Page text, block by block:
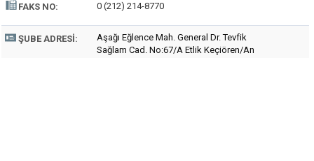
FAKS NO: 0 (212) 214-8770
ŞUBE ADRESI:
Aşağı Eğlence Mah. General Dr. Tevfik
Sağlam Cad. No:67/A Etlik Keçiören/An